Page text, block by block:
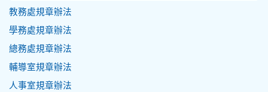
教務處規章辦法
學務處規章辦法
總務處規章辦法
輔導室規章辦法
人事室規章辦法